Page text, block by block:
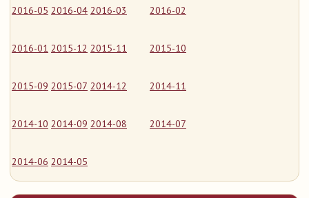
2016-05 2016-04 2016-03 2016-02
2016-01 2015-12 2015-11 2015-10
2015-09 2015-07 2014-12 2014-11
2014-10 2014-09 2014-08 2014-07
2014-06 2014-05